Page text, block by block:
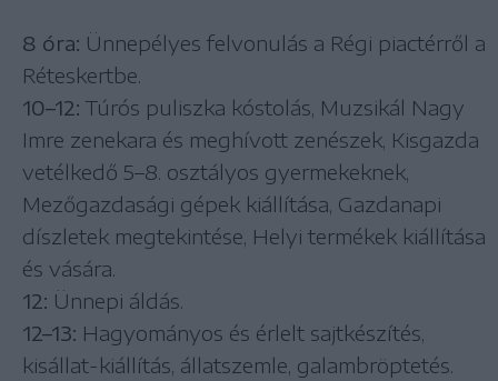
8 óra: Ünnepélyes felvonulás a Régi piactérről a
Réteskertbe.
10–12: Túrós puliszka kóstolás, Muzsikál Nagy
Imre zenekara és meghívott zenészek, Kisgazda
vetélkedő 5–8. osztályos gyermekeknek,
Mezőgazdasági gépek kiállítása, Gazdanapi
díszletek megtekintése, Helyi termékek kiállítása
és vására.
12: Ünnepi áldás.
12–13: Hagyományos és érlelt sajtkészítés,
kisállat-kiállítás, állatszemle, galambröptetés.